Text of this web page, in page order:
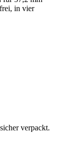
in vier
verpackt.